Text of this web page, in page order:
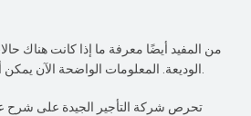
من المفيد أيضًا معرفة ما إذا كانت هناك
الوديعة. المعلومات الواضحة الآن يمكن أن توفر عليك سوء فهم لاحقًا.
تحرص شركة التأجير الجيدة على شرح